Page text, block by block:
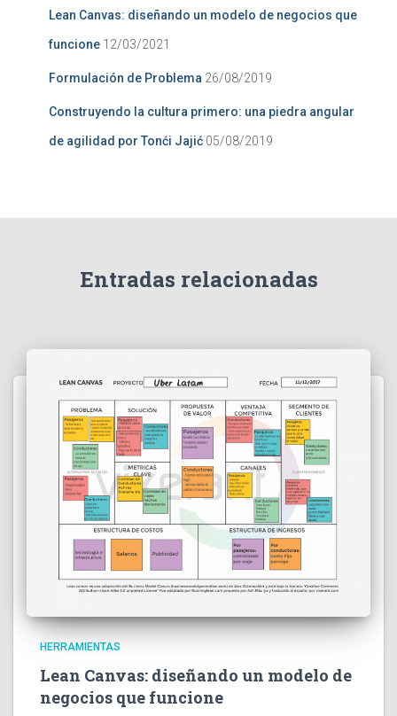
Lean Canvas: diseñando un modelo de negocios que
funcione 12/03/2021
Formulación de Problema 26/08/2019
Construyendo la cultura primero: una piedra angular
de agilidad por Tonći Jajić 05/08/2019
Entradas relacionadas
HERRAMIENTAS
Lean Canvas: diseñando un modelo de
negocios que funcione